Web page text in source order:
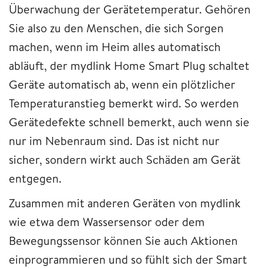
Überwachung der Gerätetemperatur. Gehören
Sie also zu den Menschen, die sich Sorgen
machen, wenn im Heim alles automatisch
abläuft, der mydlink Home Smart Plug schaltet
Geräte automatisch ab, wenn ein plötzlicher
Temperaturanstieg bemerkt wird. So werden
Gerätedefekte schnell bemerkt, auch wenn sie
nur im Nebenraum sind. Das ist nicht nur
sicher, sondern wirkt auch Schäden am Gerät
entgegen.
Zusammen mit anderen Geräten von mydlink
wie etwa dem Wassersensor oder dem
Bewegungssensor können Sie auch Aktionen
einprogrammieren und so fühlt sich der Smart